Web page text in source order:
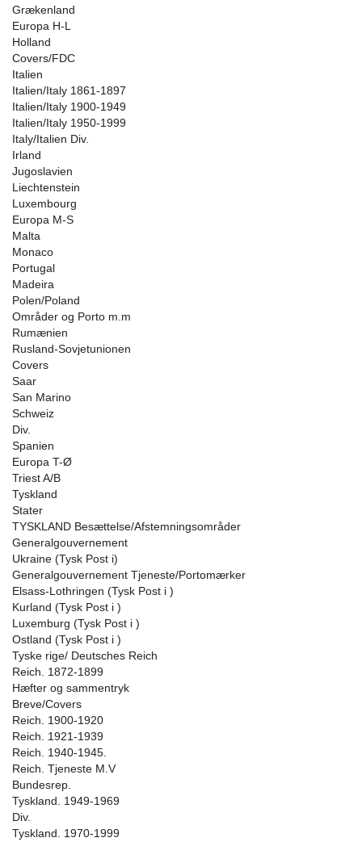
Grækenland
Europa H-L
Holland
Covers/FDC
Italien
Italien/Italy 1861-1897
Italien/Italy 1900-1949
Italien/Italy 1950-1999
Italy/Italien Div.
Irland
Jugoslavien
Liechtenstein
Luxembourg
Europa M-S
Malta
Monaco
Portugal
Madeira
Polen/Poland
Områder og Porto m.m
Rumænien
Rusland-Sovjetunionen
Covers
Saar
San Marino
Schweiz
Div.
Spanien
Europa T-Ø
Triest A/B
Tyskland
Stater
TYSKLAND Besættelse/Afstemningsområder
Generalgouvernement
Ukraine (Tysk Post i)
Generalgouvernement Tjeneste/Portomærker
Elsass-Lothringen (Tysk Post i )
Kurland (Tysk Post i )
Luxemburg (Tysk Post i )
Ostland (Tysk Post i )
Tyske rige/ Deutsches Reich
Reich. 1872-1899
Hæfter og sammentryk
Breve/Covers
Reich. 1900-1920
Reich. 1921-1939
Reich. 1940-1945.
Reich. Tjeneste M.V
Bundesrep.
Tyskland. 1949-1969
Div.
Tyskland. 1970-1999